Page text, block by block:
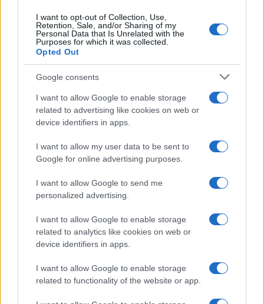
I want to opt-out of Collection, Use,
Retention, Sale, and/or Sharing of my
Personal Data that Is Unrelated with the
Purposes for which it was collected.
Opted Out
Google consents
I want to allow Google to enable storage
related to advertising like cookies on web or
device identifiers in apps.
I want to allow my user data to be sent to
Google for online advertising purposes.
I want to allow Google to send me
personalized advertising.
I want to allow Google to enable storage
related to analytics like cookies on web or
device identifiers in apps.
I want to allow Google to enable storage
related to functionality of the website or app.
Daarnaast kan de invloed van sociale media niet
worden onderschat. In het digitale tijdperk van
vandaag kunnen verhalen in real-time worden
desinformatie of vertekende percepties. De VVD
moet dit uitdagende terrein zorgvuldig navigeren
en ervoor zorgen dat haar communicatie
transparant en verantwoord is.
De weg vooruit
Om uit deze fragiele toestand te komen, moet de
VVD een proactieve benadering aannemen. Dit
houdt in dat de partij haar strategieën
heroverweegt, op een zinvolle manier met haar